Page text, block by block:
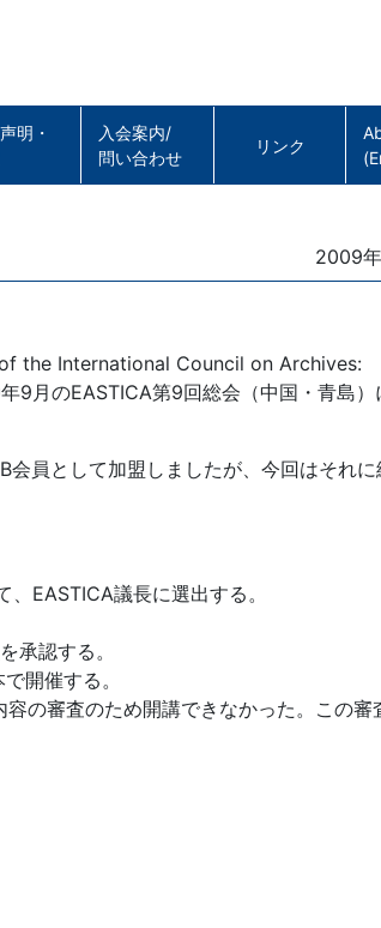
明・
入会案内/
問い合わせ
リンク
Posted
on
2009
of the International Council on Archives:
9月のEASTICA第9回総会（中国・青島）
員として加盟しましたが、今回はそれに
EASTICA議長に選出する。
承認する。
開催する。
の審査のため開講できなかった。この審